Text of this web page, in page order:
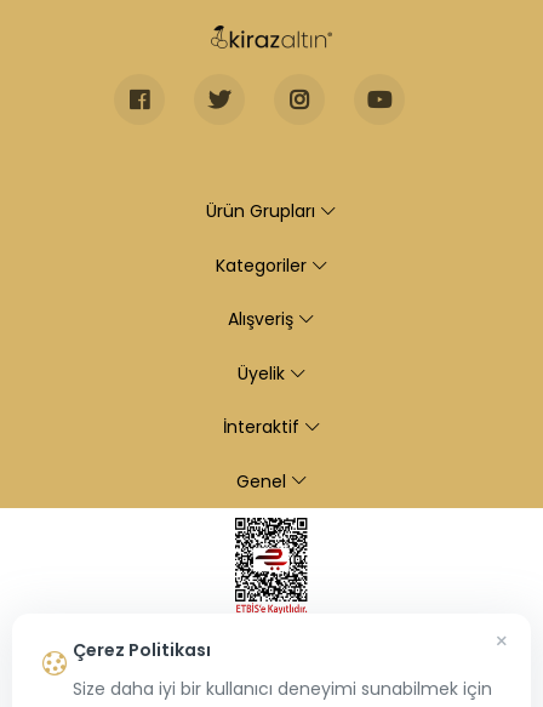
Ürün Grupları
Kategoriler
Alışveriş
Üyelik
İnteraktif
Genel
Çerez Politikası
Size daha iyi bir kullanıcı deneyimi sunabilmek için
×